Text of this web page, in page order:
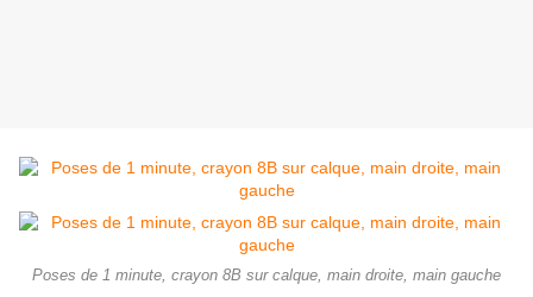
Poses de 1 minute, crayon 8B sur calque, main droite, main gauche